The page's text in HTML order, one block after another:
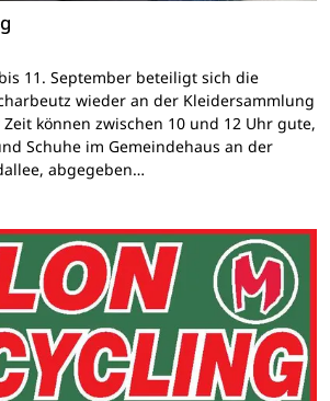
11. September beteiligt sich die
wieder an der Kleidersammlung
können zwischen 10 und 12 Uhr gute,
Schuhe im Gemeindehaus an der
abgegeben…